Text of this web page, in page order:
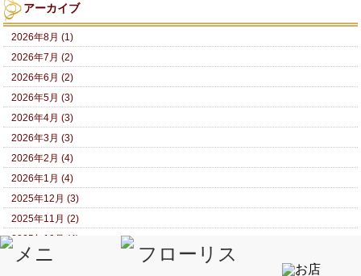
アーカイブ
2026年8月 (1)
2026年7月 (2)
2026年6月 (2)
2026年5月 (3)
2026年4月 (3)
2026年3月 (3)
2026年2月 (4)
2026年1月 (4)
2025年12月 (3)
2025年11月 (2)
2025年10月 (4)
2025年9月 (5)